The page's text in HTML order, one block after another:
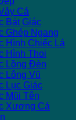
Cá
Bát Giác
Ghép Ngang
Hình Chiếc Lá
Hình Thoi
Lồng Đèn
Lông Vũ
Lục Giác
Mũi Tên
Xương Cá